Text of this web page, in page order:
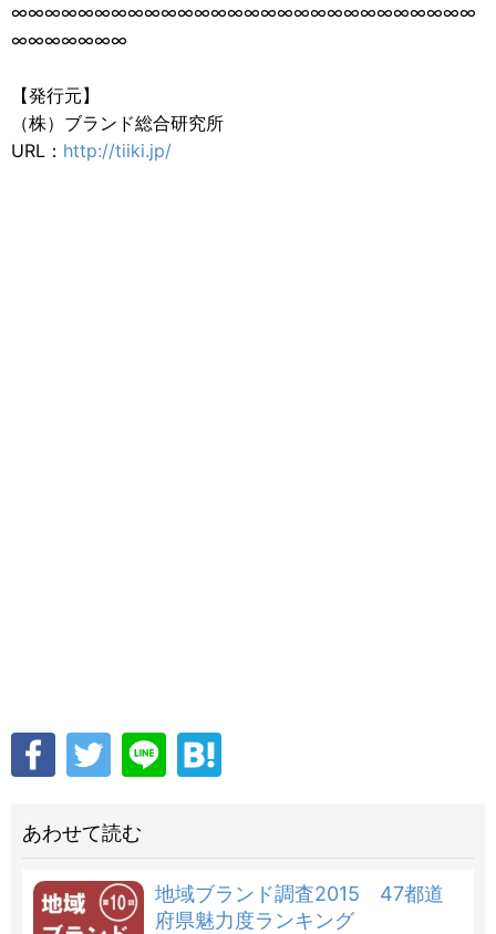
∞∞∞∞∞∞∞∞∞∞∞∞∞∞∞∞∞∞∞∞∞∞∞∞∞∞∞∞
∞∞∞∞∞∞∞
【発行元】
（株）ブランド総合研究所
URL： http://tiiki.jp/
あわせて読む
地域ブランド調査2015 47都道
府県魅力度ランキング